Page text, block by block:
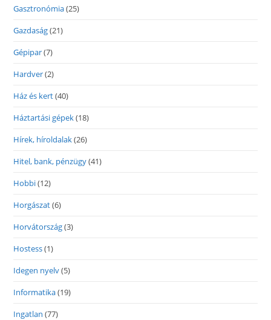
Gasztronómia(25)
Gazdaság(21)
Gépipar(7)
Hardver(2)
Ház és kert(40)
Háztartási gépek(18)
Hírek, híroldalak(26)
Hitel, bank, pénzügy(41)
Hobbi(12)
Horgászat(6)
Horvátország(3)
Hostess(1)
Idegen nyelv(5)
Informatika(19)
Ingatlan (77)